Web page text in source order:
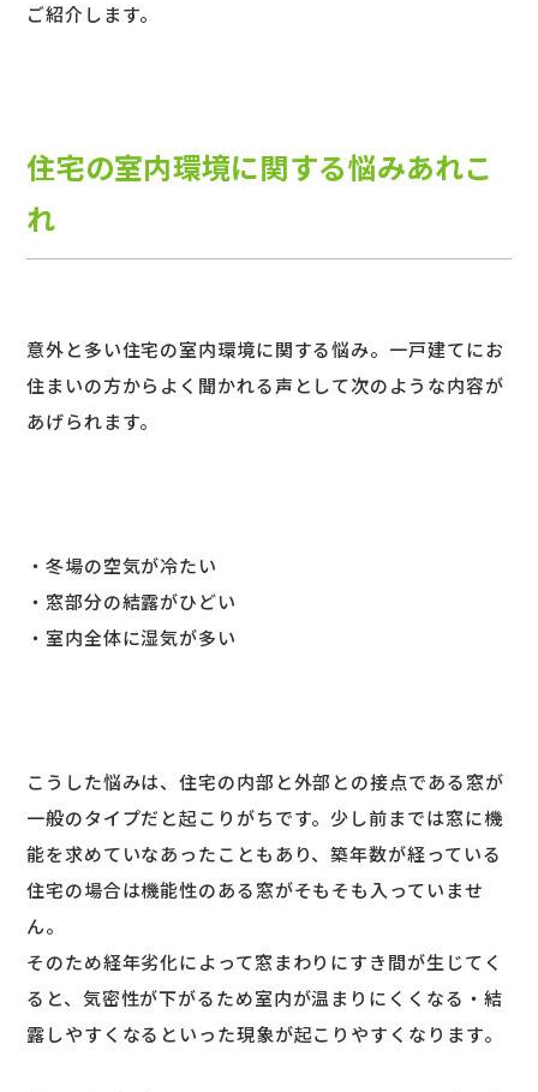
ご紹介します。
住宅の室内環境に関する悩みあれこ
れ
意外と多い住宅の室内環境に関する悩み。一戸建てにお
住まいの方からよく聞かれる声として次のような内容が
あげられます。
・冬場の空気が冷たい
・窓部分の結露がひどい
・室内全体に湿気が多い
こうした悩みは、住宅の内部と外部との接点である窓が
一般のタイプだと起こりがちです。少し前までは窓に機
能を求めていなあったこともあり、築年数が経っている
住宅の場合は機能性のある窓がそもそも入っていませ
ん。
そのため経年劣化によって窓まわりにすき間が生じてく
ると、気密性が下がるため室内が温まりにくくなる・結
露しやすくなるといった現象が起こりやすくなります。